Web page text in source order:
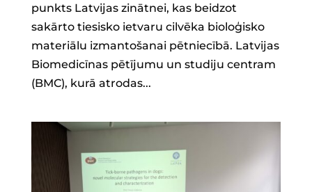
punkts Latvijas zinātnei, kas beidzot
sakārto tiesisko ietvaru cilvēka bioloģisko
materiālu izmantošanai pētniecībā. Latvijas
Biomedicīnas pētījumu un studiju centram
(BMC), kurā atrodas...